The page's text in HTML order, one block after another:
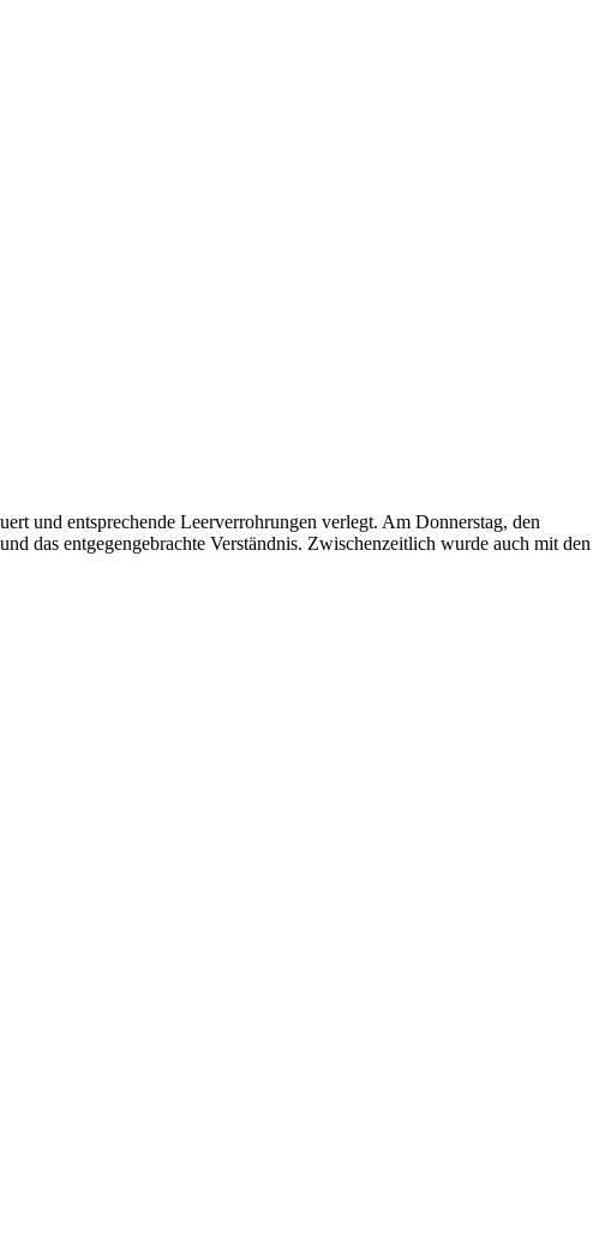
und entsprechende Leerverrohrungen verlegt. Am Donnerstag, den
das entgegengebrachte Verständnis. Zwischenzeitlich wurde auch mit den